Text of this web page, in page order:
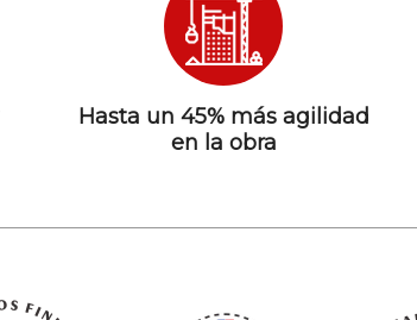
Hasta un 45% más agilidad
en la obra